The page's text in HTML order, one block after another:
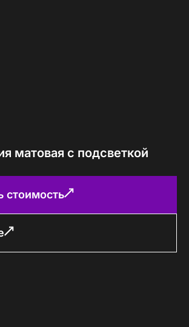
матовая с подсветкой
стоимость